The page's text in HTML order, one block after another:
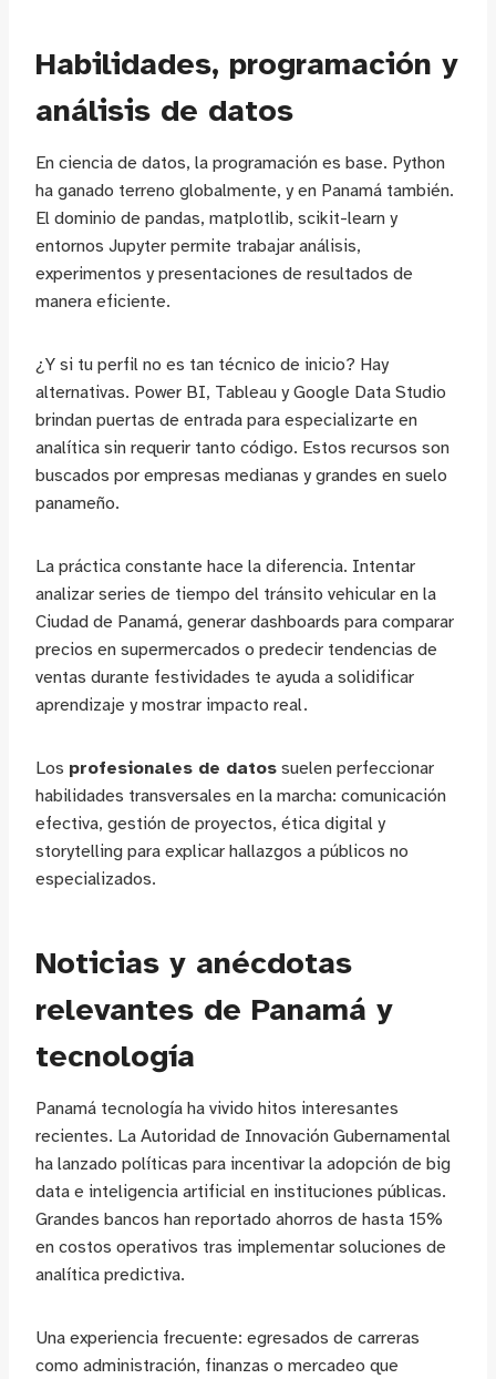
Habilidades, programación y
análisis de datos
En ciencia de datos, la programación es base. Python
ha ganado terreno globalmente, y en Panamá también.
El dominio de pandas, matplotlib, scikit-learn y
entornos Jupyter permite trabajar análisis,
experimentos y presentaciones de resultados de
manera eficiente.
¿Y si tu perfil no es tan técnico de inicio? Hay
alternativas. Power BI, Tableau y Google Data Studio
brindan puertas de entrada para especializarte en
analítica sin requerir tanto código. Estos recursos son
buscados por empresas medianas y grandes en suelo
panameño.
La práctica constante hace la diferencia. Intentar
analizar series de tiempo del tránsito vehicular en la
Ciudad de Panamá, generar dashboards para comparar
precios en supermercados o predecir tendencias de
ventas durante festividades te ayuda a solidificar
aprendizaje y mostrar impacto real.
Los profesionales de datos suelen perfeccionar
habilidades transversales en la marcha: comunicación
efectiva, gestión de proyectos, ética digital y
storytelling para explicar hallazgos a públicos no
especializados.
Noticias y anécdotas
relevantes de Panamá y
tecnología
Panamá tecnología ha vivido hitos interesantes
recientes. La Autoridad de Innovación Gubernamental
ha lanzado políticas para incentivar la adopción de big
data e inteligencia artificial en instituciones públicas.
Grandes bancos han reportado ahorros de hasta 15%
en costos operativos tras implementar soluciones de
analítica predictiva.
Una experiencia frecuente: egresados de carreras
como administración, finanzas o mercadeo que